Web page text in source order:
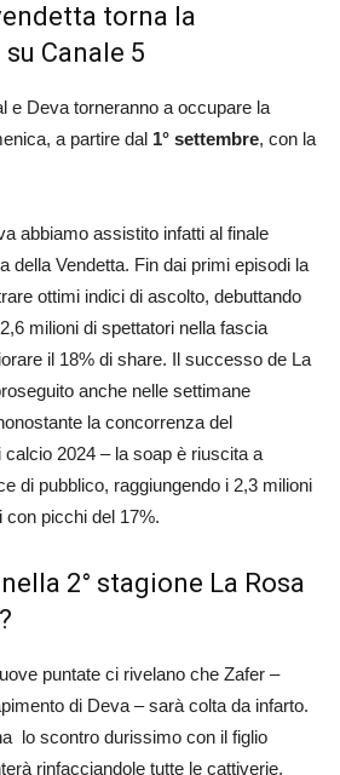
torna la
Canale 5
e Deva torneranno a occupare la
a partire dal 1° settembre, con la
abbiamo assistito infatti al finale
della Vendetta. Fin dai primi episodi la
ottimi indici di ascolto, debuttando
milioni di spettatori nella fascia
il 18% di share. Il successo de La
anche nelle settimane
la concorrenza del
2024 – la soap è riuscita a
di pubblico, raggiungendo i 2,3 milioni
con picchi del 17%.
2° stagione La Rosa
puntate ci rivelano che Zafer –
di Deva – sarà colta da infarto.
lo scontro durissimo con il figlio
rinfacciandole tutte le cattiverie.